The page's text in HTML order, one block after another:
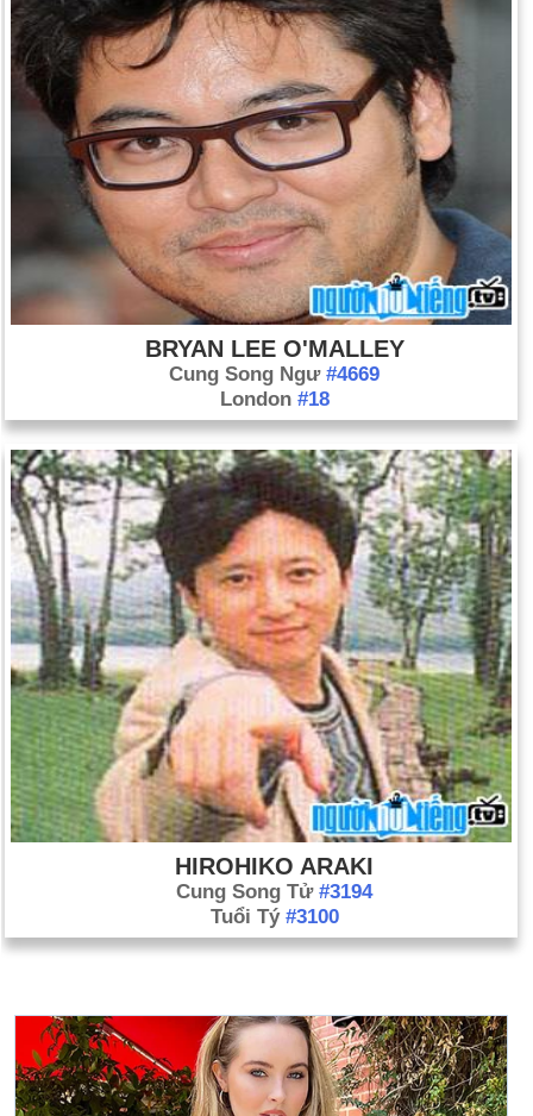
BRYAN LEE O'MALLEY
Cung Song Ngư #4669
London #18
HIROHIKO ARAKI
Cung Song Tử #3194
Tuổi Tý #3100